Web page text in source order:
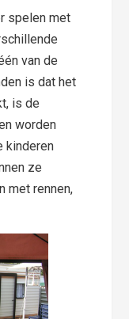
spelen met
van de
is dat het
is de
worden
kinderen
ze
met rennen,